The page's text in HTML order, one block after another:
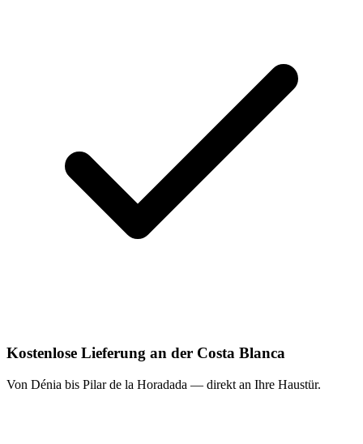
Kostenlose Lieferung an der Costa Blanca
Von Dénia bis Pilar de la Horadada — direkt an Ihre Haustür.